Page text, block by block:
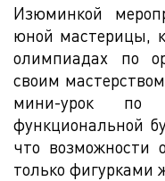
Изюминкой
юной мастерицы,
олимпиадах по
своим
мини-урок
функциональной
что возможности
только фигурками